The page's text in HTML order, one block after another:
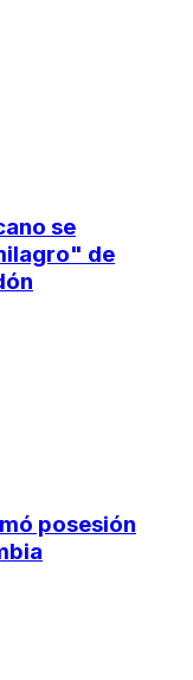
se
de
posesión